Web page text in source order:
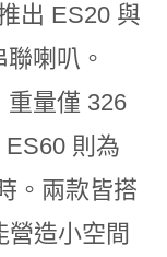
出 ES20 與
喇叭。
重量僅 326
則為
。兩款皆搭
營造小空間